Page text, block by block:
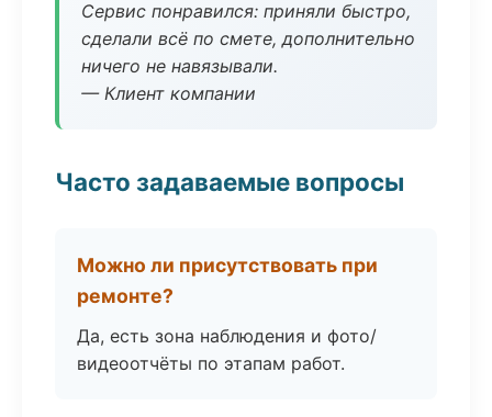
Сервис понравился: приняли быстро,
сделали всё по смете, дополнительно
ничего не навязывали.
— Клиент компании
Часто задаваемые вопросы
Можно ли присутствовать при
ремонте?
Да, есть зона наблюдения и фото/
видеоотчёты по этапам работ.